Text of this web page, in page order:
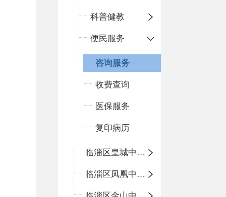
科普健教
便民服务
咨询服务
收费查询
医保服务
复印病历
临淄区皇城中心卫生院
临淄区凤凰中心卫生院